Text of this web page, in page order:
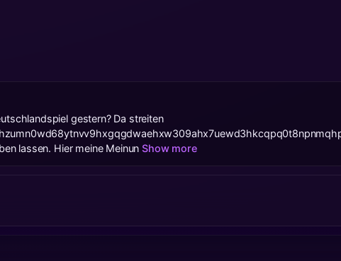
gestern? Da streiten
lassen. Hier meine MeinunShow more